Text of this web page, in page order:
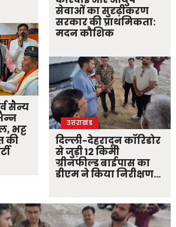
सैन्य
भट्ट
की
सेवाओं का सुदृढ़ीकरण
सरकार की प्राथमिकता:
मदन कौशिक
उत्तराखंड
दिल्ली-देहरादून कॉरिडोर
से जुड़ी 12 किमी
ग्रीनफील्ड बाईपास का
डीएम ने किया निरीक्षण…